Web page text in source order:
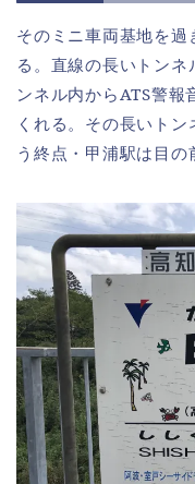
そのミニ車両基地を過
る。直線の長いトン
ンネル内からATS警報
くれる。その長いト
う終点・甲浦駅は目の